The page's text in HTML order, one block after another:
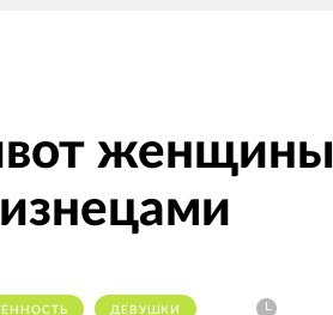
женщины
ДЕВУШКИ